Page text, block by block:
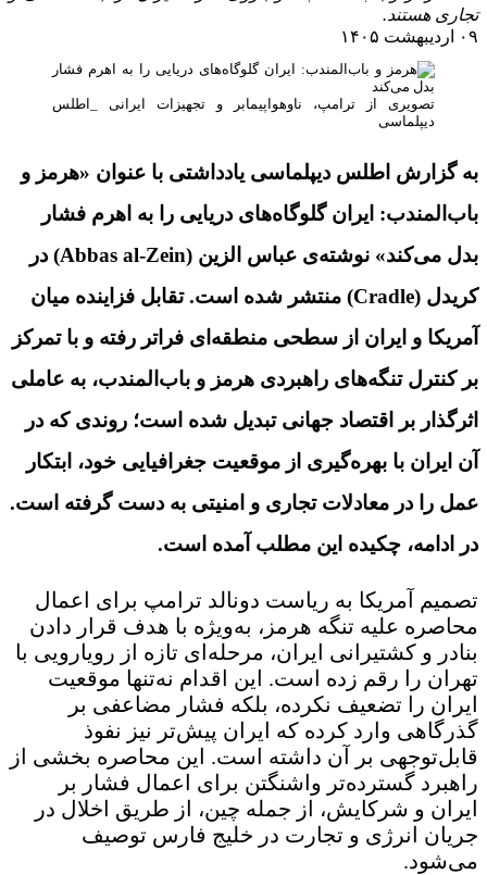
تجاری هستند.
۰۹ اردیبهشت ۱۴۰۵
تصویری از ترامپ، ناوهواپیمابر و تجهیزات ایرانی _اطلس
دیپلماسی
به گزارش اطلس دیپلماسی یادداشتی با عنوان «هرمز و
باب‌المندب: ایران گلوگاه‌های دریایی را به اهرم فشار
بدل می‌کند» نوشته‌ی عباس الزین (Abbas al-Zein) در
کریدل (Cradle) منتشر شده است. تقابل فزاینده میان
آمریکا و ایران از سطحی منطقه‌ای فراتر رفته و با تمرکز
بر کنترل تنگه‌های راهبردی هرمز و باب‌المندب، به عاملی
اثرگذار بر اقتصاد جهانی تبدیل شده است؛ روندی که در
آن ایران با بهره‌گیری از موقعیت جغرافیایی خود، ابتکار
عمل را در معادلات تجاری و امنیتی به دست گرفته است.
در ادامه، چکیده این مطلب آمده است.
تصمیم آمریکا به ریاست دونالد ترامپ برای اعمال
محاصره علیه تنگه هرمز، به‌ویژه با هدف قرار دادن
بنادر و کشتیرانی ایران، مرحله‌ای تازه از رویارویی با
تهران را رقم زده است. این اقدام نه‌تنها موقعیت
ایران را تضعیف نکرده، بلکه فشار مضاعفی بر
گذرگاهی وارد کرده که ایران پیش‌تر نیز نفوذ
قابل‌توجهی بر آن داشته است. این محاصره بخشی از
راهبرد گسترده‌تر واشنگتن برای اعمال فشار بر
ایران و شرکایش، از جمله چین، از طریق اخلال در
جریان انرژی و تجارت در خلیج فارس توصیف
می‌شود.